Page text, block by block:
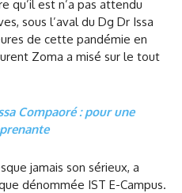
qu’il est n’a pas attendu
sous l’aval du Dg Dr Issa
de cette pandémie en
Zoma a misé sur le tout
Compaoré : pour une
jamais son sérieux, a
dénommée IST E-Campus.